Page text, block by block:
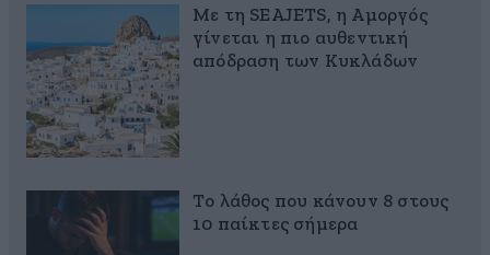
Με τη SEAJETS, η Αμοργός
γίνεται η πιο αυθεντική
απόδραση των Κυκλάδων
Το λάθος που κάνουν 8 στους
10 παίκτες σήμερα